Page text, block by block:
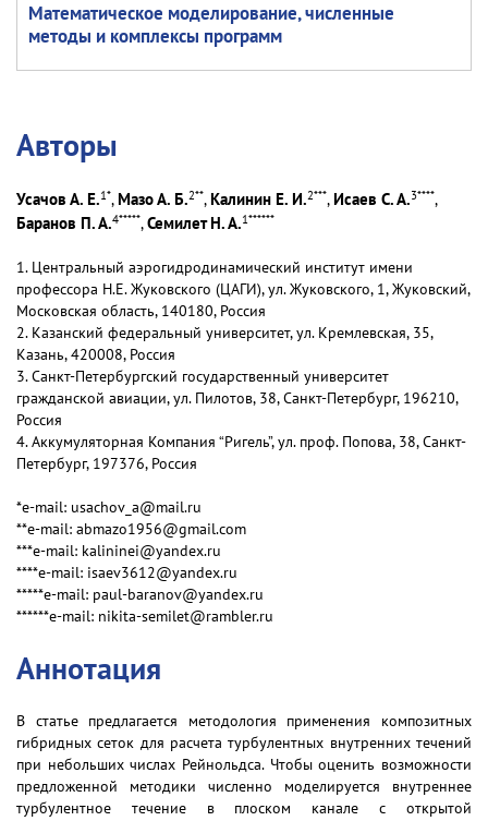
Математическое моделирование, численные
методы и комплексы программ
Авторы
Усачов А. Е.1*,Мазо А. Б.2**,Калинин Е. И.2***,Исаев С. А.3****,
Баранов П. А.4*****,Семилет Н. А.1******
1. Центральный аэрогидродинамический институт имени
профессора Н.Е. Жуковского (ЦАГИ), ул. Жуковского, 1, Жуковский,
Московская область, 140180, Россия
2. Казанский федеральный университет, ул. Кремлевская, 35,
Казань, 420008, Россия
3. Санкт-Петербургский государственный университет
гражданской авиации, ул. Пилотов, 38, Санкт-Петербург, 196210,
Россия
4. Аккумуляторная Компания “Ригель”, ул. проф. Попова, 38, Санкт-
Петербург, 197376, Россия
*e-mail: usachov_a@mail.ru
**e-mail: abmazo1956@gmail.com
***e-mail: kalininei@yandex.ru
****e-mail: isaev3612@yandex.ru
*****e-mail: paul-baranov@yandex.ru
******e-mail: nikita-semilet@rambler.ru
Аннотация
В статье предлагается методология применения композитных
гибридных сеток для расчета турбулентных внутренних течений
при небольших числах Рейнольдса. Чтобы оценить возможности
предложенной методики численно моделируется внутреннее
турбулентное течение в плоском канале с открытой